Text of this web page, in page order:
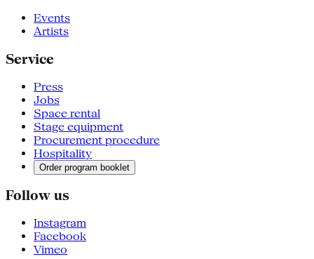
Events
Artists
Service
Press
Jobs
Space rental
Stage equipment
Procurement procedure
Hospitality
Order program booklet
Follow us
Instagram
Facebook
Vimeo